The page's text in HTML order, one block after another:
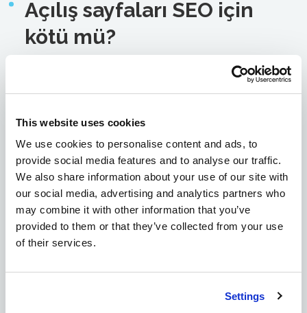
This website uses cookies
We use cookies to personalise content and ads, to
provide social media features and to analyse our traffic.
We also share information about your use of our site with
our social media, advertising and analytics partners who
may combine it with other information that you’ve
provided to them or that they’ve collected from your use
of their services.
Settings
Açılış sayfaları SEO için
kötü mü?
SEO için açılış sayfaları oluşturuyorsunuz, peki
ya sonra? Hedeflenen anahtar kelimeleri
sonra optimize ediyor musunuz? Bu, açılış
sayfalarınızın daha üst sıralarda yer almasını
sağlamak için yeterli olabilir mi? Bu makale size
organik arama trafiğini nasıl artıracağınızı ve
anahtar kelime araştırmasının ötesinde neler
yapmanız gerektiğini öğretecek. Açılış sayfası,
potansiyel müşterilerin veya ziyaretçilerin
tıkladıklarında veya çevrimiçi bir konumda
perakende işlem kodları karşılığında potansiyel